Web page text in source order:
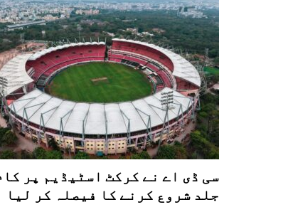
سی ڈی اے نے کرکٹ اسٹیڈیم پر
جلد شروع کرنے کا فیصلہ کر لیا